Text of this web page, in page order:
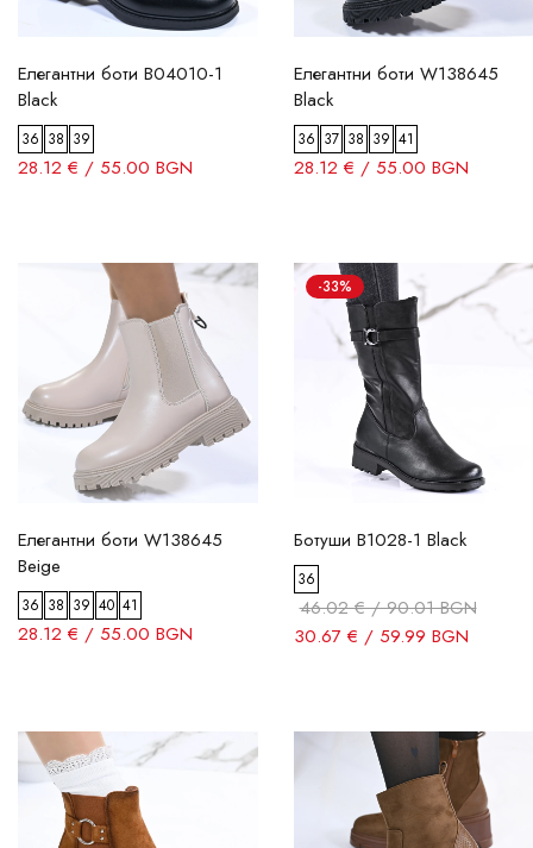
Елегантни боти B04010-1
Black
36 38 39
28.12 € / 55.00 BGN
Елегантни боти W138645
Black
36 37 38 39 41
28.12 € / 55.00 BGN
Елегантни боти W138645
Beige
36 38 39 40 41
28.12 € / 55.00 BGN
-33%
Ботуши B1028-1 Black
36
46.02 € / 90.01 BGN
30.67 € / 59.99 BGN